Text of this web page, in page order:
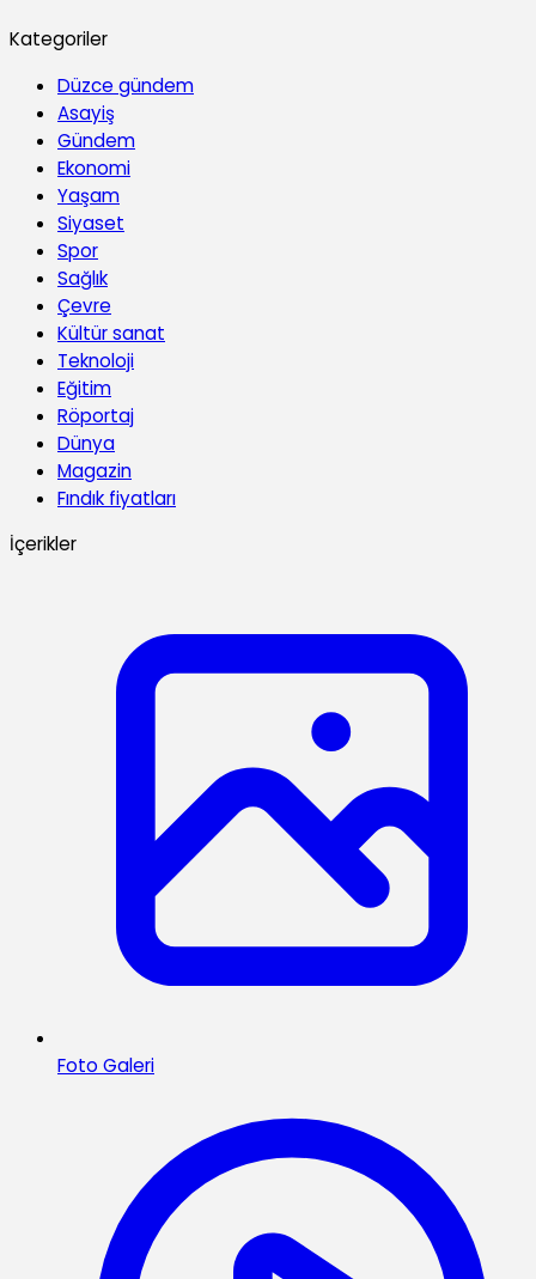
Kategoriler
Düzce gündem
Asayiş
Gündem
Ekonomi
Yaşam
Siyaset
Spor
Sağlık
Çevre
Kültür sanat
Teknoloji
Eğitim
Röportaj
Dünya
Magazin
Fındık fiyatları
İçerikler
Foto Galeri